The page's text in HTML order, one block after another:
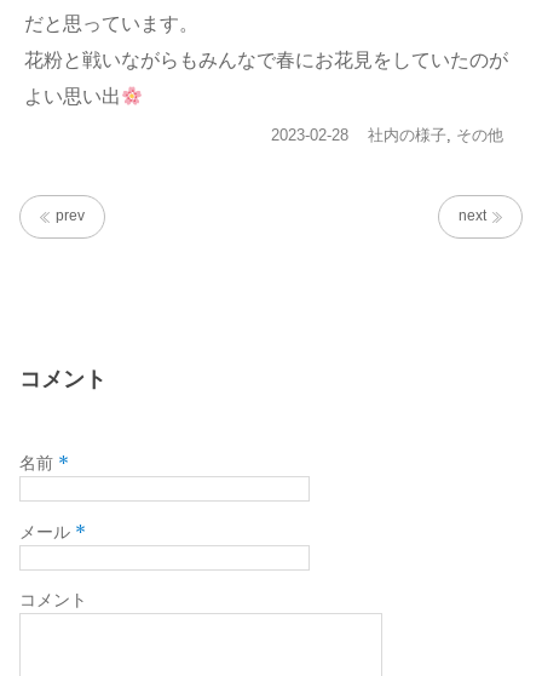
だと思っています。
花粉と戦いながらもみんなで春にお花見をしていたのが
よい思い出
投
2023-02-28
カ
社内の様子, その他
prev next
コメント
コメント
名前 *
メール *